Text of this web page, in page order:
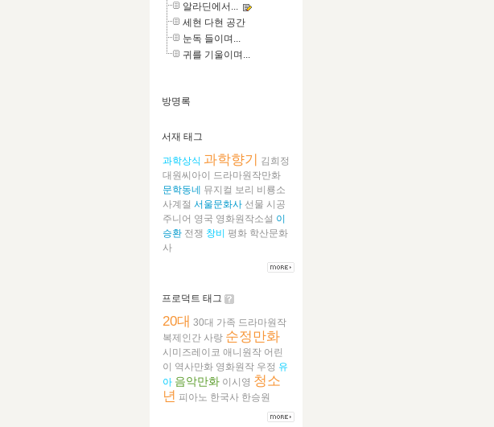
알라딘에서...
세현 다현 공간
눈독 들이며...
귀를 기울이며...
방명록
서재 태그
과학상식 과학향기 김희정
대원씨아이
드라마원작만화
문학동네 뮤지컬 보리 비룡소
사계절 서울문화사 선물 시공
주니어 영국 영화원작소설 이
승환 전쟁 창비 평화 학산문화
사
프로덕트 태그
20대 30대 가족 드라마원작
복제인간 사랑 순정만화
시미즈레이코 애니원작 어린
이
역사만화 영화원작 우정 유
아 음악만화 이시영 청소
년 피아노 한국사 한승원